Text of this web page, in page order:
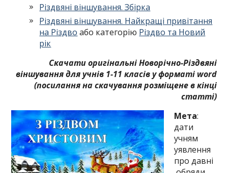
Різдвяні віншування. Збірка
Різдвяні віншування. Найкращі привітання
на Різдво або категорію Різдво та Новий
рік
Скачати оригінальні Новорічно-Різдвяні
віншування для учнів 1-11 класів у форматі word
(посилання на скачування розміщене в кінці
статті)
Мета:
дати
учням
уявлення
про давні